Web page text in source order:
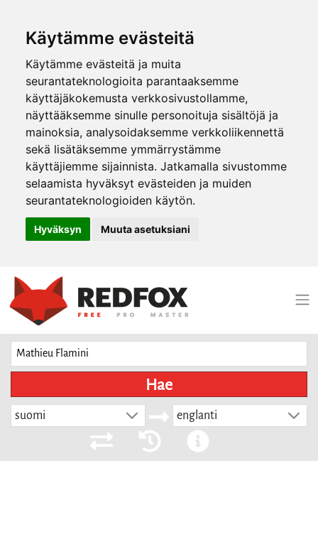
Käytämme evästeitä
Käytämme evästeitä ja muita
seurantateknologioita parantaaksemme
käyttäjäkokemusta verkkosivustollamme,
näyttääksemme sinulle personoituja sisältöjä ja
mainoksia, analysoidaksemme verkkoliikennettä
sekä lisätäksemme ymmärrystämme
käyttäjiemme sijainnista. Jatkamalla sivustomme
selaamista hyväksyt evästeiden ja muiden
seurantateknologioiden käytön.
Hyväksyn Muuta asetuksiani
Hae
suomi englanti